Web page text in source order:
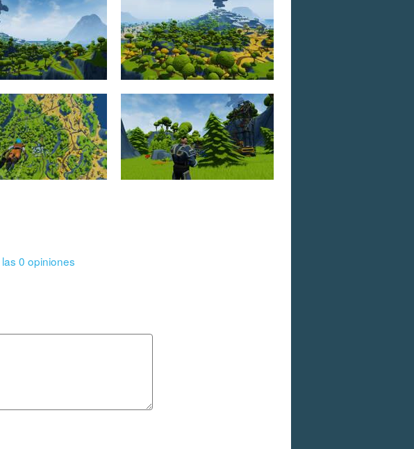
las 0 opiniones